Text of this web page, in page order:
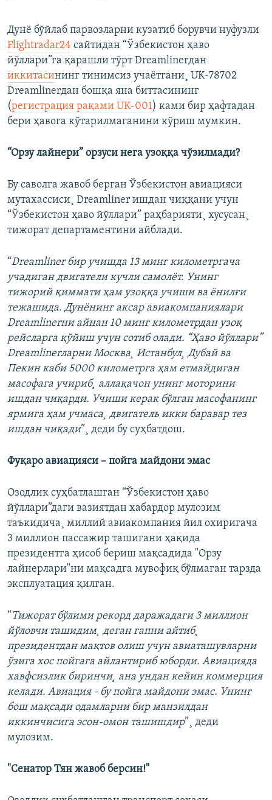
Дунë бўйлаб парвозларни кузатиб борувчи нуфузли
Flightradar24 сайтидан “Ўзбекистон ҳаво
йўллари”га қарашли тўрт Dreamlinerдан
иккитасининг тинимсиз учаëтгани¸ UK-78702
Dreamlinerдан бошқа яна биттасининг
(регистрация рақами UK-001) ками бир ҳафтадан
бери ҳавога кўтарилмаганини кўриш мумкин.
“Орзу лайнери” орзуси нега узоққа чўзилмади?
Бу саволга жавоб берган Ўзбекистон авиацияси
мутахассиси¸ Dreamliner ишдан чиққани учун
“Ўзбекистон ҳаво йўллари” раҳбарияти¸ хусусан¸
тижорат департаментини айблади.
“Dreamliner бир учишда 13 минг километргача
учадиган двигатели кучли самолëт. Унинг
тижорий қиммати ҳам узоққа учиши ва ëнилғи
тежашида. Дунëнинг аксар авиакомпаниялари
Dreamlinerни айнан 10 минг километрдан узоқ
рейсларга қўйиш учун сотиб олади. “Ҳаво йўллари”
Dreamlinerларни Москва¸ Истанбул¸ Дубай ва
Пекин каби 5000 километрга ҳам етмайдиган
масофага учириб¸ аллақачон унинг моторини
ишдан чиқарди. Учиши керак бўлган масофанинг
ярмига ҳам учмаса¸ двигатель икки баравар тез
ишдан чиқади”¸ деди бу суҳбатдош.
Фуқаро авиацияси – пойга майдони эмас
Озодлик суҳбатлашган “Ўзбекистон ҳаво
йўллари”даги вазиятдан хабардор мулозим
таъкидича¸ миллий авиакомпания йил охиригача
3 миллион пассажир ташигани ҳақида
президентга ҳисоб бериш мақсадида "Орзу
лайнерлари"ни мақсадга мувофиқ бўлмаган тарзда
эксплуатация қилган.
“Тижорат бўлими рекорд даражадаги 3 миллион
йўловчи ташидим¸ деган гапни айтиб¸
президентдан мақтов олиш учун авиаташувларни
ўзига хос пойгага айлантириб юборди. Авиацияда
хавфсизлик биринчи¸ ана ундан кейин коммерция
келади. Авиация - бу пойга майдони эмас. Унинг
бош мақсади одамларни бир манзилдан
иккинчисига эсон-омон ташишдир”¸ деди
мулозим.
"Сенатор Тян жавоб берсин!"